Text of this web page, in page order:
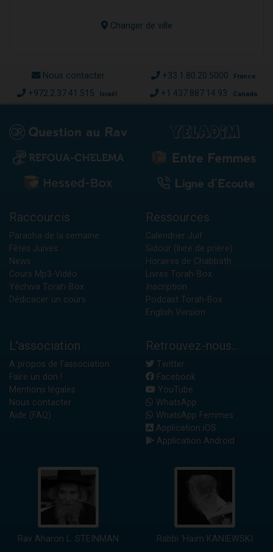
Changer de ville
Nous contacter +33.1.80.20.5000 France
+972.2.37.41.515 Israël +1.437.887.14.93 Canada
Raccourcis
Paracha de la semaine
Fêtes Juives
News
Cours Mp3-Vidéo
Yéchiva Torah-Box
Dédicacer un cours
Ressources
Calendrier Juif
Sidour (livre de prière)
Horaires de Chabbath
Livres Torah-Box
Inscription
Podcast Torah-Box
English Version
L'association
A propos de l'association
Faire un don !
Mentions légales
Nous contacter
Aide (FAQ)
Retrouvez-nous...
Twitter
Facebook
YouTube
WhatsApp
WhatsApp Femmes
Application iOS
Application Android
Rav Aharon L. STEINMAN Rabbi 'Haïm KANIEWSKI